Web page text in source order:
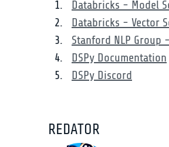
Databricks - Model
Databricks - Vector
Stanford NLP Group
DSPy Documentation
DSPy Discord
REDATOR